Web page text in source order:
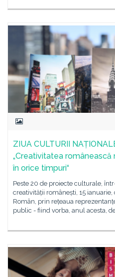
ZIUA CULTURII
„Creativitatea
în orice timpuri“
Peste 20 de proiecte culturale,
creativității românești, 15
Român, prin rețeaua
public - fiind vorba, anul acesta,